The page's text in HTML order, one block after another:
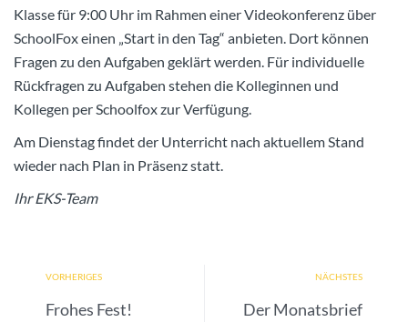
Klasse für 9:00 Uhr im Rahmen einer Videokonferenz über
SchoolFox einen „Start in den Tag“ anbieten. Dort können
Fragen zu den Aufgaben geklärt werden. Für individuelle
Rückfragen zu Aufgaben stehen die Kolleginnen und
Kollegen per Schoolfox zur Verfügung.
Am Dienstag findet der Unterricht nach aktuellem Stand
wieder nach Plan in Präsenz statt.
Ihr EKS-Team
VORHERIGES
Frohes Fest!
NÄCHSTES
Der Monatsbrief